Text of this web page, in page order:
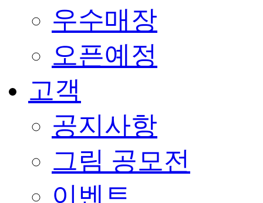
우수매장
오픈예정
고객
공지사항
그림 공모전
이벤트